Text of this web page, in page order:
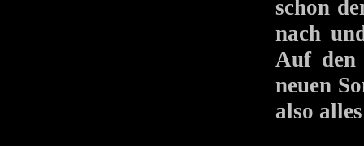
schon
nach
Auf den
neuen
also